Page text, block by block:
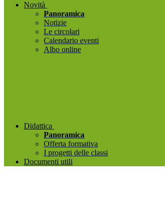
Novità
Panoramica
Notizie
Le circolari
Calendario eventi
Albo online
Didattica
Panoramica
Offerta formativa
I progetti delle classi
Documenti utili